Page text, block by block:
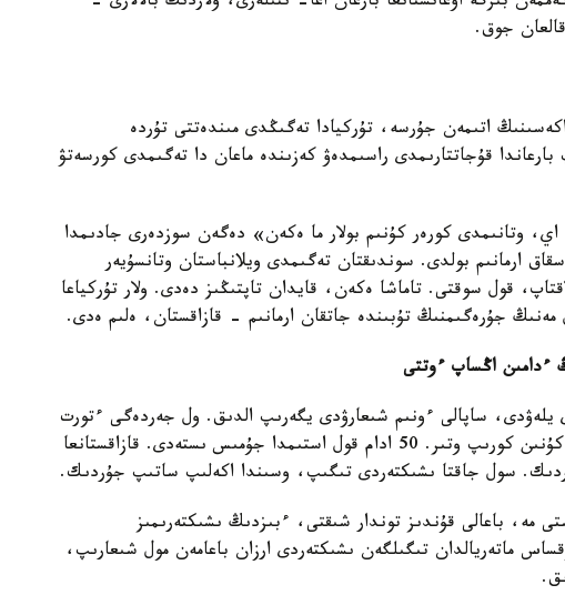
جوق.
اتىمەن جۇرسە، تۇركيادا تەگىڭدى مىندەتتى تۇردە
قۇجاتتارىمدى راسىمدەۋ كەزىندە ماعان دا تەگىمدى كورسەتۋ
وتانىمدى كورەر كۇنىم بولار ما ەكەن» دەگەن سوزدەرى جادىمدا
ارمانىم بولدى. سوندىقتان تەگىمدى ويلانباستان وتانسۇيەر
قول سوقتى. تاماشا ەكەن، قايدان تاپتىڭىز دەدى. ولار تۇركياعا
جۇرەگىمنىڭ تۇبىندە جاتقان ارمانىم - قازاقستان، ەلىم ەدى.
ءدامىن اڭساپ ءوتتى
تەرى يلەۋدى، ساپالى ءونىم شىعارۋدى يگەرىپ الدىق. ول جەردەگى ءتورت
مىڭعا جۋىق قازاق وتباسى وسى كاسىپپەن كۇنىن كورىپ وتىر. 50 ادام قول استىمدا جۇمىس ىستەدى. قازاقستانعا
سول جاقتا ىشىكتەردى تىگىپ، وسىندا اكەلىپ ساتىپ جۇردىك.
مە، باعالى قۇندىز توندار شىقتى، ءبىزدىڭ ىشىكتەرىمىز
ماتەريالدان تىگىلگەن ىشىكتەردى ارزان باعامەن مول شىعارىپ،